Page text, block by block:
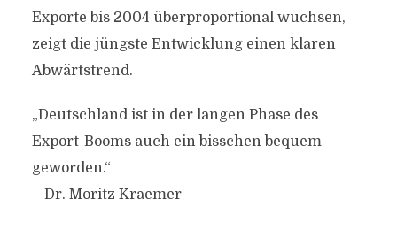
Exporte bis 2004 überproportional wuchsen,
zeigt die jüngste Entwicklung einen klaren
Abwärtstrend.
„Deutschland ist in der langen Phase des
Export-Booms auch ein bisschen bequem
geworden.“
– Dr. Moritz Kraemer